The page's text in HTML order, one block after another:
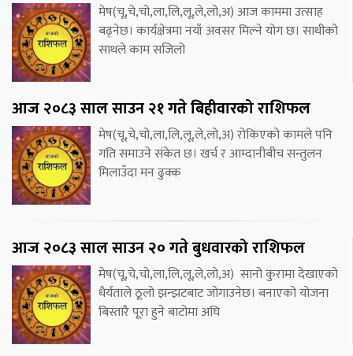
मेष(चू,चे,चो,ला,लि,लू,ले,लो,अ) आज काममा उत्साह
बढ्नेछ। कार्यक्षेत्रमा नयाँ अवसर मिल्ने योग छ। साथीको
साथले काम सजिलो
आज २०८३ साल साउन २१ गते बिहीवारको राशिफल
मेष(चू,चे,चो,ला,लि,लू,ले,लो,अ) रोकिएको कामले पनि
गति समाउने संकेत छ। खर्च र आम्दानीबीच सन्तुलन
मिलाउँदा मन ढुक्क
आज २०८३ साल साउन २० गते बुधवारको राशिफल
मेष(चू,चे,चो,ला,लि,लू,ले,लो,अ) सानो कुरामा देखाएको
धैर्यताले ठूलो झन्झटबाट जोगाउनेछ। बनाएको योजना
बिस्तारै पूरा हुने बाटोमा अघि